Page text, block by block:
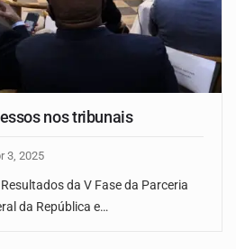
nos tribunais
3, 2025
da V Fase da Parceria
da República e…